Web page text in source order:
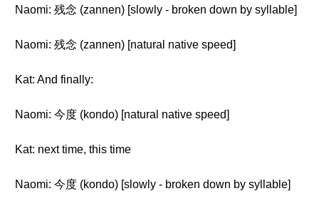
Naomi: 残念 (zannen) [slowly - broken down by syllable]
Naomi: 残念 (zannen) [natural native speed]
Kat: And finally:
Naomi: 今度 (kondo) [natural native speed]
Kat: next time, this time
Naomi: 今度 (kondo) [slowly - broken down by syllable]